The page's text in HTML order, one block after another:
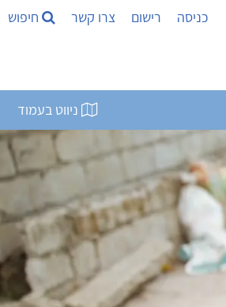
כניסה רישום צרו קשר חיפוש
ניווט בעמוד